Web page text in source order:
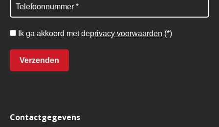
Ik ga akkoord met deprivacy voorwaarden (*)
Contactgegevens